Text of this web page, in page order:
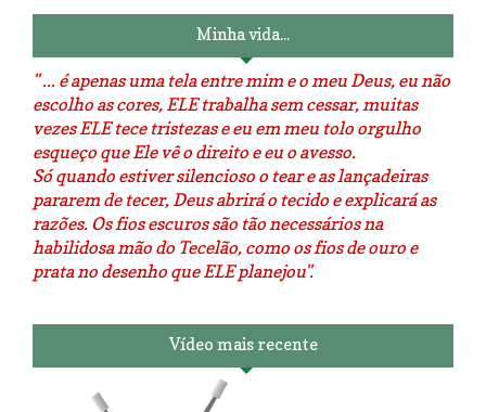
Minha vida...
" ... é apenas uma tela entre mim e o meu Deus, eu não
escolho as cores, ELE trabalha sem cessar, muitas
vezes ELE tece tristezas e eu em meu tolo orgulho
esqueço que Ele vê o direito e eu o avesso.
Só quando estiver silencioso o tear e as lançadeiras
pararem de tecer, Deus abrirá o tecido e explicará as
razões. Os fios escuros são tão necessários na
habilidosa mão do Tecelão, como os fios de ouro e
prata no desenho que ELE planejou".
Vídeo mais recente